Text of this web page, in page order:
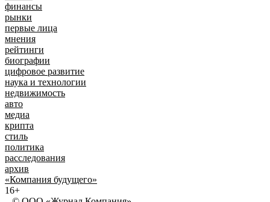
финансы
рынки
первые лица
мнения
рейтинги
биографии
цифровое развитие
наука и технологии
недвижимость
авто
медиа
крипта
стиль
политика
расследования
архив
«Компания будущего»
16+